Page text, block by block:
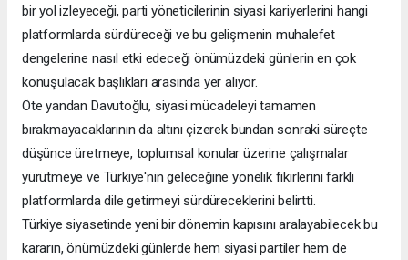
bir yol izleyeceği, parti yöneticilerinin siyasi kariyerlerini hangi
platformlarda sürdüreceği ve bu gelişmenin muhalefet
dengelerine nasıl etki edeceği önümüzdeki günlerin en çok
konuşulacak başlıkları arasında yer alıyor.
Öte yandan Davutoğlu, siyasi mücadeleyi tamamen
bırakmayacaklarının da altını çizerek bundan sonraki süreçte
düşünce üretmeye, toplumsal konular üzerine çalışmalar
yürütmeye ve Türkiye'nin geleceğine yönelik fikirlerini farklı
platformlarda dile getirmeyi sürdüreceklerini belirtti.
Türkiye siyasetinde yeni bir dönemin kapısını aralayabilecek bu
kararın, önümüzdeki günlerde hem siyasi partiler hem de